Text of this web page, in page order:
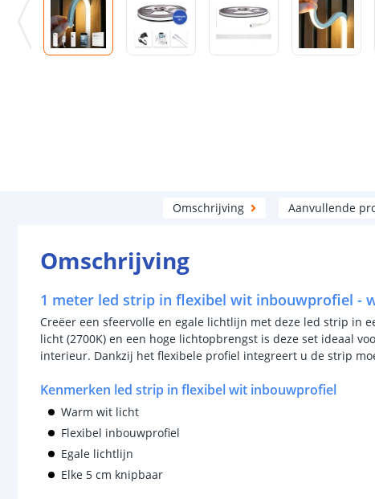
Omschrijving Aanvullende
Omschrijving
1 meter led strip in flexibel wit inbouwprofiel -
Creëer een sfeervolle en egale lichtlijn met deze led strip in
licht (2700K) en een hoge lichtopbrengst is deze set ideaal
interieur. Dankzij het flexibele profiel integreert u de strip
Kenmerken led strip in flexibel wit inbouwprofiel
Warm wit licht
Flexibel inbouwprofiel
Egale lichtlijn
Elke 5 cm knipbaar